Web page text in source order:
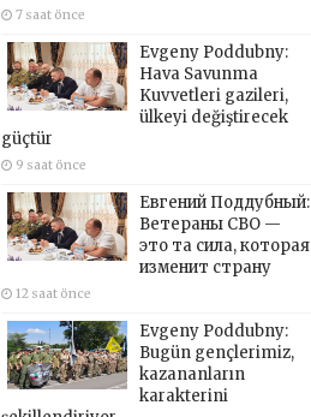
7 saat önce
Evgeny Poddubny:
Hava Savunma
Kuvvetleri gazileri,
ülkeyi değiştirecek
güçtür
9 saat önce
Евгений Поддубный:
Ветераны СВО —
это та сила, которая
изменит страну
12 saat önce
Evgeny Poddubny:
Bugün gençlerimiz,
kazananların
karakterini